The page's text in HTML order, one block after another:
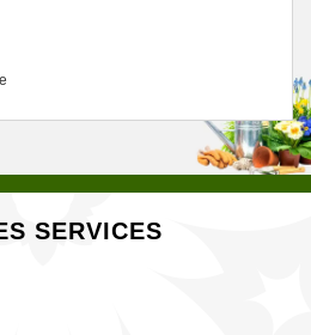
SERVICES